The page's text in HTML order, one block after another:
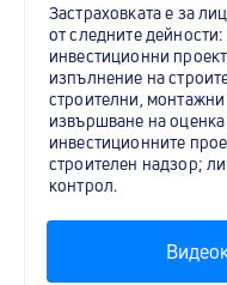
Застраховката е за
от следните
инвестиционни
изпълнение на
строителни,
извършване на оценка
инвестиционните
строителен надзор;
контрол.